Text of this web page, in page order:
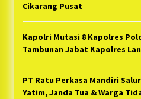
Cikarang Pusat
Kapolri Mutasi 8 Kapolres
Tambunan Jabat Kapolres
PT Ratu Perkasa Mandiri
Yatim, Janda Tua & Warga